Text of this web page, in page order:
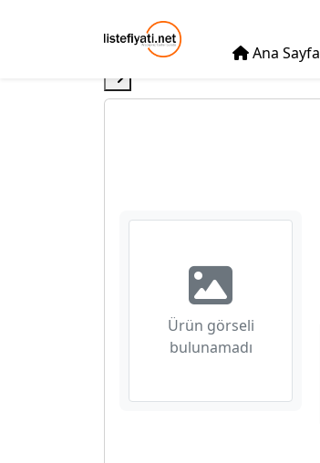
Ana Sayfa
Ürün görseli
bulunamadı